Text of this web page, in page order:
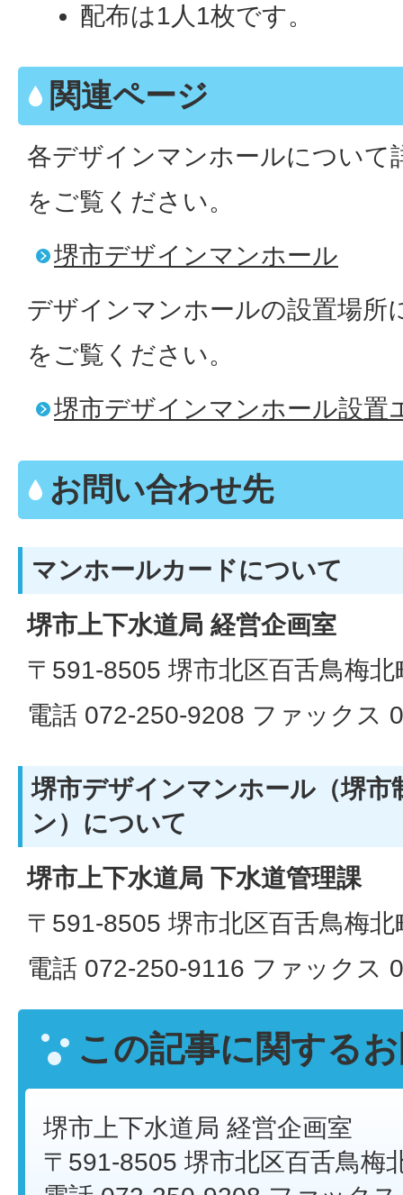
配布は1人1枚です。
関連ページ
各デザインマンホールについて
をご覧ください。
堺市デザインマンホール
デザインマンホールの設置場所
をご覧ください。
堺市デザインマンホール設置
お問い合わせ先
マンホールカードについて
堺市上下水道局 経営企画室
〒591-8505 堺市北区百舌鳥梅
電話 072-250-9208 ファックス
堺市デザインマンホール（堺市
ン）について
堺市上下水道局 下水道管理課
〒591-8505 堺市北区百舌鳥梅
電話 072-250-9116 ファックス
この記事に関する
堺市上下水道局 経営企画室
〒591-8505 堺市北区百舌鳥梅